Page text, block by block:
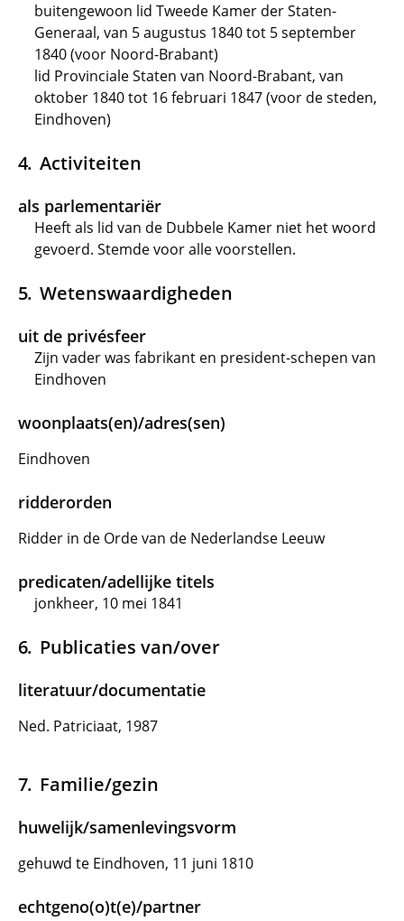
buitengewoon lid Tweede Kamer der Staten-
Generaal, van 5 augustus 1840 tot 5 september
1840 (voor Noord-Brabant)
lid Provinciale Staten van Noord-Brabant, van
oktober 1840 tot 16 februari 1847 (voor de steden,
Eindhoven)
Activiteiten
als parlementariër
Heeft als lid van de Dubbele Kamer niet het woord
gevoerd. Stemde voor alle voorstellen.
Wetenswaardigheden
uit de privésfeer
Zijn vader was fabrikant en president-schepen van
Eindhoven
woonplaats(en)/adres(sen)
Eindhoven
ridderorden
Ridder in de Orde van de Nederlandse Leeuw
predicaten/adellijke titels
jonkheer, 10 mei 1841
Publicaties van/over
literatuur/documentatie
Ned. Patriciaat, 1987
Familie/gezin
huwelijk/samenlevingsvorm
gehuwd te Eindhoven, 11 juni 1810
echtgeno(o)t(e)/partner